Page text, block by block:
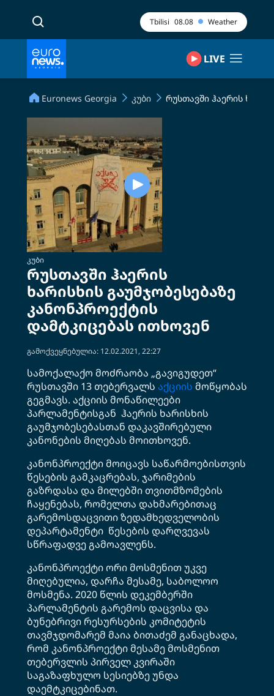
Tbilisi 08.08 Weather
LIVE
Euronews Georgia კუბი რუსთავში ჰაერის
ᲙᲣᲑᲘ
რუსთავში ჰაერის
ხარისხის გაუმჯობესებაზე
კანონპროექტის
დამტკიცებას ითხოვენ
გამოქვეყნებულია: 12.02.2021, 22:27
სამოქალაქო მოძრაობა „გავიგუდეთ“
რუსთავში 13 თებერვალს აქციის მოწყობას
გეგმავს. აქციის მონაწილეები
პარლამენტისგან ჰაერის ხარისხის
გაუმჯობესებასთან დაკავშირებული
კანონების მიღებას მოითხოვენ.
კანონპროექტი მოიცავს საწარმოებისთვის
წესების გამკაცრებას, ჯარიმების
გაზრდასა და მილებში თვითმზომების
ჩაყენებას, რომელთა დახმარებითაც
გარემოსდაცვითი ზედამხედველობის
დეპარტამენტი წესების დარღვევას
სწრაფადვე გამოავლენს.
კანონპროექტი ორი მოსმენით უკვე
მიღებულია, დარჩა მესამე, საბოლოო
მოსმენა. 2020 წლის დეკემბერში
პარლამენტის გარემოს დაცვისა და
ბუნებრივი რესურსების კომიტეტის
თავმჯდომარემ მაია ბითაძემ განაცხადა,
რომ კანონპროექტი მესამე მოსმენით
თებერვლის პირველ კვირაში
საგაზაფხულო სესიებზე უნდა
დაემტკიცებინათ.